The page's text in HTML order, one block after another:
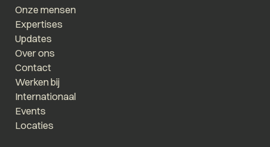
Onze mensen
Expertises
Updates
Over ons
Contact
Werken bij
Internationaal
Events
Locaties